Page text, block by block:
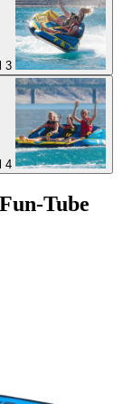
Spinera Just fun 3 Personen Fun-Tube Thumbnail 3
Spinera Just fun 3 Personen Fun-Tube Thumbnail 4
Tube